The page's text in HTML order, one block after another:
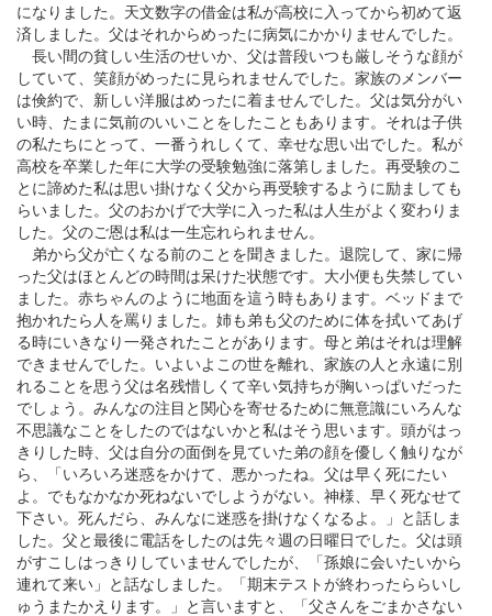
になりました。天文数字の借金は私が高校に入ってから初めて返
済しました。父はそれからめったに病気にかかりませんでした。
長い間の貧しい生活のせいか、父は普段いつも厳しそうな顔が
していて、笑顔がめったに見られませんでした。家族のメンバー
は倹約で、新しい洋服はめったに着ませんでした。父は気分がい
い時、たまに気前のいいことをしたこともあります。それは子供
の私たちにとって、一番うれしくて、幸せな思い出でした。私が
高校を卒業した年に大学の受験勉強に落第しました。再受験のこ
とに諦めた私は思い掛けなく父から再受験するように励ましても
らいました。父のおかげで大学に入った私は人生がよく変わりま
した。父のご恩は私は一生忘れられません。
弟から父が亡くなる前のことを聞きました。退院して、家に帰
った父はほとんどの時間は呆けた状態です。大小便も失禁してい
ました。赤ちゃんのように地面を這う時もあります。ベッドまで
抱かれたら人を罵りました。姉も弟も父のために体を拭いてあげ
る時にいきなり一発されたことがあります。母と弟はそれは理解
できませんでした。いよいよこの世を離れ、家族の人と永遠に別
れることを思う父は名残惜しくて辛い気持ちが胸いっぱいだった
でしょう。みんなの注目と関心を寄せるために無意識にいろんな
不思議なことをしたのではないかと私はそう思います。頭がはっ
きりした時、父は自分の面倒を見ていた弟の顔を優しく触りなが
ら、「いろいろ迷惑をかけて、悪かったね。父は早く死にたい
よ。でもなかなか死ねないでしようがない。神様、早く死なせて
下さい。死んだら、みんなに迷惑を掛けなくなるよ。」と話しま
した。父と最後に電話をしたのは先々週の日曜日でした。父は頭
がすこしはっきりしていませんでしたが、「孫娘に会いたいから
連れて来い」と話なしました。「期末テストが終わったららいし
ゅうまたかえります。」と言いますと、「父さんをごまかさない